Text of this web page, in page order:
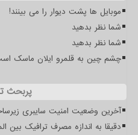
موبایل ها پشت دیوار را می بینند!
شما نظر بدهید
شما نظر بدهید
چشم چین به قلمرو ایلان ماسک
پربحث
آخرین وضعیت امنیت سایبری
دقیقا به اندازه مصرف ترافیک